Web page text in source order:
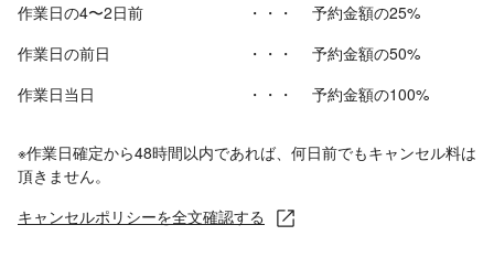
作業日の4〜2日前
・・・
予約金額の25%
作業日の前日
・・・
予約金額の50%
作業日当日
・・・ 予約金額の100%
※作業日確定から48時間以内であれば、何日前でもキャンセル料は
頂きません。
キャンセルポリシーを全文確認する